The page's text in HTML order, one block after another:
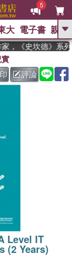
5
GO
、
、 父親節 、 如果歷
推薦 、 國際布克
大 電子書 親子
《史坎德》系列
評論
Level IT
(2 Years)